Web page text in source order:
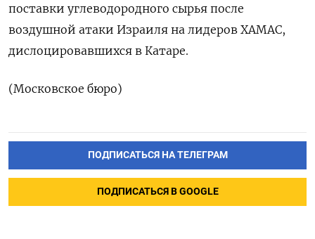
поставки углеводородного сырья после
воздушной атаки Израиля на лидеров ХАМАС,
дислоцировавшихся в Катаре.
(Московское бюро)
ПОДПИСАТЬСЯ НА ТЕЛЕГРАМ
ПОДПИСАТЬСЯ В GOOGLE